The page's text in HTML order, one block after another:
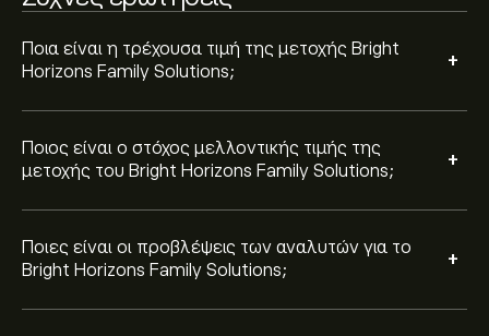
Ποια είναι η τρέχουσα τιμή της μετοχής Bright
Horizons Family Solutions;
+
Ποιος είναι ο στόχος μελλοντικής τιμής της
μετοχής του Bright Horizons Family Solutions;
+
Ποιες είναι οι προβλέψεις των αναλυτών για το
Bright Horizons Family Solutions;
+
Ισχυρή Αγορά.